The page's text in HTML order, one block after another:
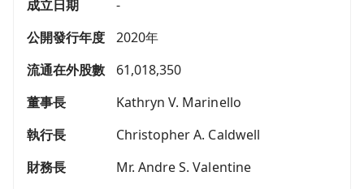
成立日期
-
公開發行年度
2020年
流通在外股數
61,018,350
董事長
Kathryn V. Marinello
執行長
Christopher A. Caldwell
財務長
Mr. Andre S. Valentine